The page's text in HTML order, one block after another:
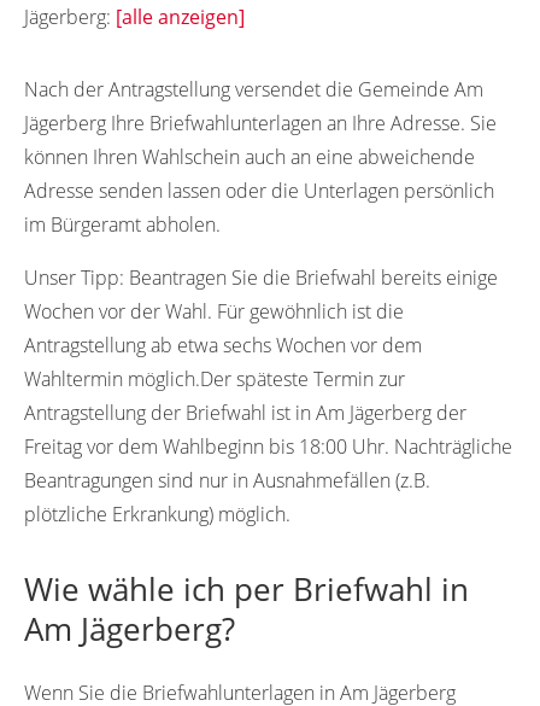
Jägerberg: [alle anzeigen]
Nach der Antragstellung versendet die Gemeinde Am
Jägerberg Ihre Briefwahlunterlagen an Ihre Adresse. Sie
können Ihren Wahlschein auch an eine abweichende
Adresse senden lassen oder die Unterlagen persönlich
im Bürgeramt abholen.
Unser Tipp: Beantragen Sie die Briefwahl bereits einige
Wochen vor der Wahl. Für gewöhnlich ist die
Antragstellung ab etwa sechs Wochen vor dem
Wahltermin möglich.Der späteste Termin zur
Antragstellung der Briefwahl ist in Am Jägerberg der
Freitag vor dem Wahlbeginn bis 18:00 Uhr. Nachträgliche
Beantragungen sind nur in Ausnahmefällen (z.B.
plötzliche Erkrankung) möglich.
Wie wähle ich per Briefwahl in
Am Jägerberg?
Wenn Sie die Briefwahlunterlagen in Am Jägerberg